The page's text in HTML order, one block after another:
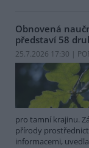
Obnovená
představí 58
25.7.2026 17:30 |
pro tamní krajinu.
přírody
informacemi,